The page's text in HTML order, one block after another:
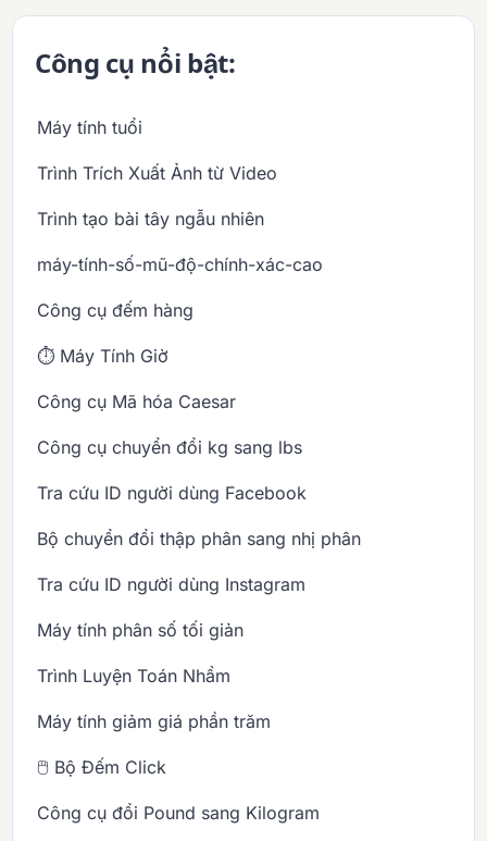
Công cụ nổi bật:
Máy tính tuổi
Trình Trích Xuất Ảnh từ Video
Trình tạo bài tây ngẫu nhiên
máy-tính-số-mũ-độ-chính-xác-cao
Công cụ đếm hàng
⏱️ Máy Tính Giờ
Công cụ Mã hóa Caesar
Công cụ chuyển đổi kg sang lbs
Tra cứu ID người dùng Facebook
Bộ chuyển đổi thập phân sang nhị phân
Tra cứu ID người dùng Instagram
Máy tính phân số tối giản
Trình Luyện Toán Nhẩm
Máy tính giảm giá phần trăm
🖱️ Bộ Đếm Click
Công cụ đổi Pound sang Kilogram